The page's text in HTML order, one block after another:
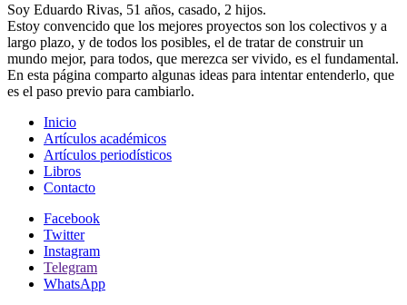
Soy Eduardo Rivas, 51 años, casado, 2 hijos.
Estoy convencido que los mejores proyectos son los colectivos y a
largo plazo, y de todos los posibles, el de tratar de construir un
mundo mejor, para todos, que merezca ser vivido, es el fundamental.
En esta página comparto algunas ideas para intentar entenderlo, que
es el paso previo para cambiarlo.
Inicio
Artículos académicos
Artículos periodísticos
Libros
Contacto
Facebook
Twitter
Instagram
Telegram
WhatsApp